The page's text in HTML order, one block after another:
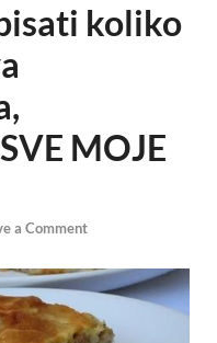
koliko
MOJE
a Comment